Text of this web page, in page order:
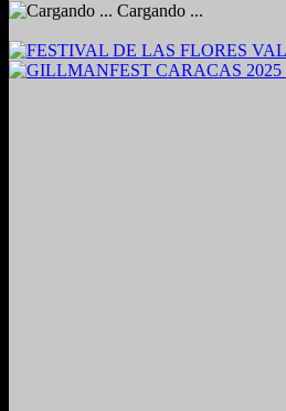
Cargando ...